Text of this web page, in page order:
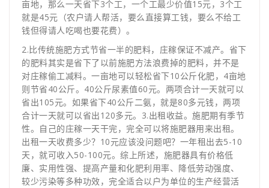
亩地，那么一天省下3个工，一个工最少价值15元，3个工
就是45元（农户请人帮活，要么直接算工钱，要么不给工
钱但得请人吃喝也要花费）。
2.比传统施肥方式节省一半的肥料，庄稼保证不减产。省下
的肥料其实是省下了以前施肥方法浪费掉的肥料，并不是
对庄稼偷工减料。一亩地可以轻松省下10公斤化肥，4亩地
则节省40公斤。40公斤尿素值60元。两项合计一天就可以
省出105元。如果省下40公斤二氨，就是80多元钱，两项
合计一天就可以省出120多元。3.出租收益。施肥期有季节
性。自己的庄稼一天干完，完全可以将施肥器用来出租。
出租一天收费多少？10元应该没问题吧？一年租出去5-10
天，就可收入50-100元。综上所述，施肥器具有价格低
廉、实用性强、提高产量和化肥利用率、降低劳动强度、
较少污染等多种功效，完全适合以户为单位的生产经营活